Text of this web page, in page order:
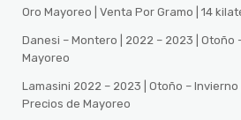
Oro Mayoreo | Venta Por Gramo | 14
Danesi – Montero | 2022 – 2023 | Otoño
Mayoreo
Lamasini 2022 – 2023 | Otoño – Invierno
Precios de Mayoreo